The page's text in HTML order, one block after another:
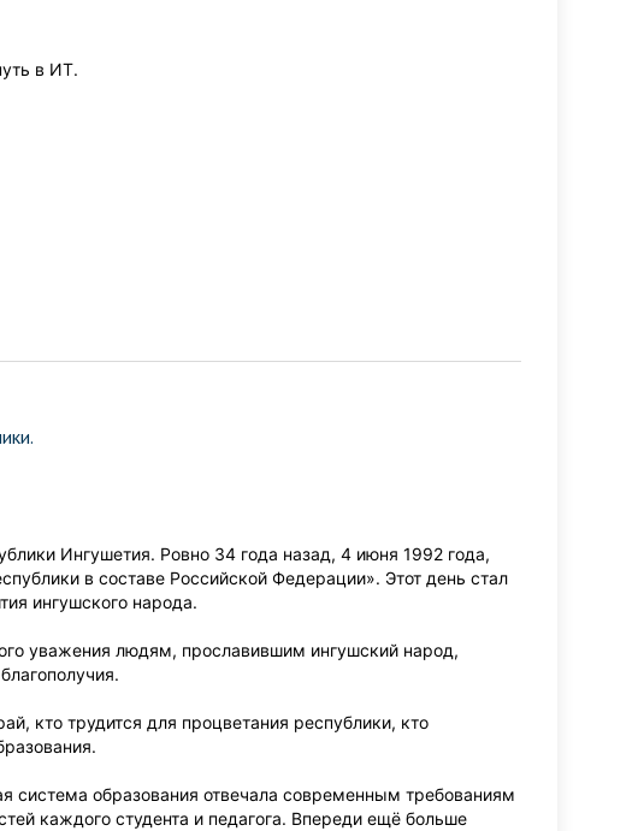
в ИТ.
Ингушетия. Ровно 34 года назад, 4 июня 1992 года,
в составе Российской Федерации». Этот день стал
ингушского народа.
уважения людям, прославившим ингушский народ,
кто трудится для процветания республики, кто
система образования отвечала современным требованиям
каждого студента и педагога. Впереди ещё больше